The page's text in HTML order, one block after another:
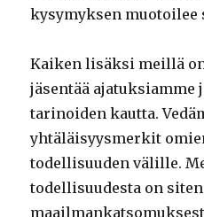
kysymyksen
Kaiken lisäksi meillä
jäsentää ajatuksiamme
tarinoiden kautta.
yhtäläisyysmerkit
todellisuuden välille.
todellisuudesta on siten